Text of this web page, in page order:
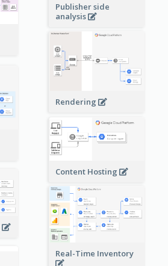
Publisher side
analysis
Rendering
Content Hosting
Real-Time Inventory